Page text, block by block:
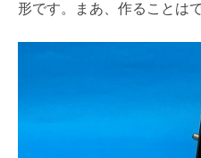
形です。まあ、作ることは